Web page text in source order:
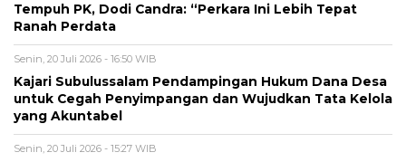
Tempuh PK, Dodi Candra: “Perkara Ini Lebih Tepat
Ranah Perdata
Senin, 20 Juli 2026 - 16:50 WIB
Kajari Subulussalam Pendampingan Hukum Dana Desa
untuk Cegah Penyimpangan dan Wujudkan Tata Kelola
yang Akuntabel
Senin, 20 Juli 2026 - 15:27 WIB